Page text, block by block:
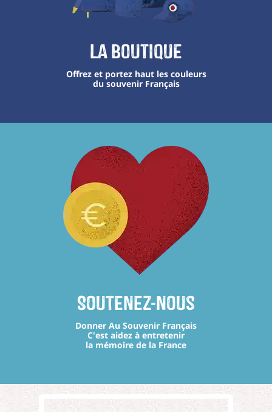
La boutique
Offrez et portez haut les couleurs
du souvenir Français
Soutenez-nous
Donner Au Souvenir Français
C'est aidez à entretenir
la mémoire de la France